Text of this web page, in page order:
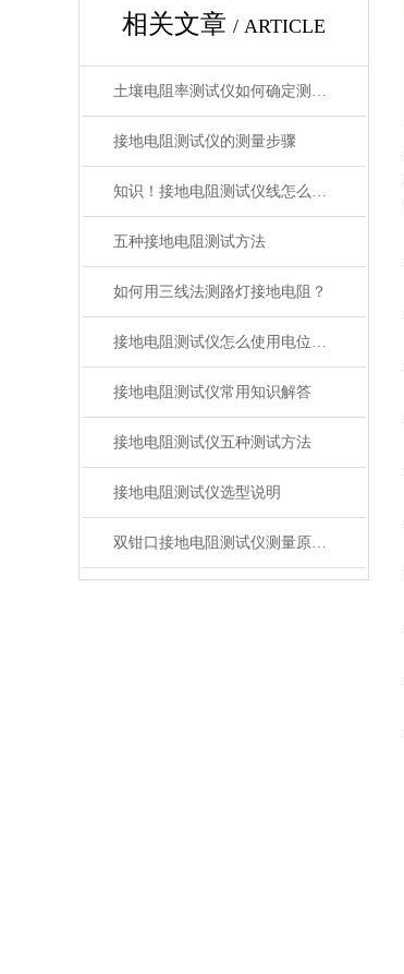
相关文章 / ARTICLE
土壤电阻率测试仪如何确定测试土壤电阻率的深度是多少?
接地电阻测试仪的测量步骤
知识！接地电阻测试仪线怎么接？
五种接地电阻测试方法
如何用三线法测路灯接地电阻？
接地电阻测试仪怎么使用电位下降法
接地电阻测试仪常用知识解答
接地电阻测试仪五种测试方法
接地电阻测试仪选型说明
双钳口接地电阻测试仪测量原理及使用方法